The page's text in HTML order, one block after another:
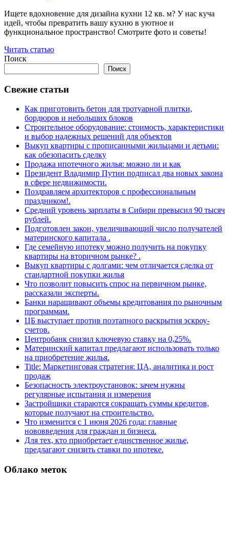
Ищете вдохновение для дизайна кухни 12 кв. м? У нас куча
идей, чтобы превратить вашу кухню в уютное и
функциональное пространство! Смотрите фото и советы!
Читать статью
Поиск
Поиск
Свежие статьи
Как приготовить бетон для тротуарной плитки,
бордюров и небольших блоков
Строительное оборудование: стоимость, характеристики
и выбор надежных решений для объектов
Выкуп квартиры с прописанными жильцами и детьми:
как обезопасить сделку
Продажа ипотечного жилья: можно ли и как
Президент Владимир Путин подписал два новых закона
в сфере недвижимости.
Поздравляем архитекторов с профессиональным
праздником!.
Средний уровень зарплаты в Сибири превысил 90 тысяч
рублей.
Подготовлен закон, увеличивающий число получателей
материнского капитала .
Где семейную ипотеку можно получить на покупку
квартиры на вторичном рынке? .
Выкуп квартиры с долгами: чем отличается сделка от
стандартной покупки жилья
Что позволит повысить спрос на первичном рынке,
рассказали эксперты.
Банки наращивают объемы кредитования по рыночным
программам.
ЦБ выступает против поэтапного раскрытия эскроу-
счетов.
Центробанк снизил ключевую ставку на 0,25%.
Материнский капитал предлагают использовать только
на приобретение жилья.
Title: Маркетинговая стратегия: ЦА, аналитика и рост
продаж
Безопасность электроустановок: зачем нужны
регулярные испытания и измерения
Застройщики стараются сокращать суммы кредитов,
которые получают на строительство.
Что изменится с 1 июня 2026 года: главные
нововведения для граждан и бизнеса.
Для тех, кто приобретает единственное жилье,
предлагают снизить ставки по ипотеке.
Облако меток